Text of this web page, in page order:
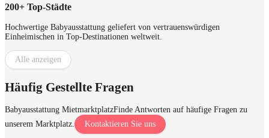
200+ Top-Städte
Hochwertige Babyausstattung geliefert von vertrauenswürdigen
Einheimischen in Top-Destinationen weltweit.
Alle anzeigen
Häufig Gestellte Fragen
Babyausstattung MietmarktplatzFinde Antworten auf häufige Fragen zu
unserem Marktplatz.
Kontaktieren Sie uns